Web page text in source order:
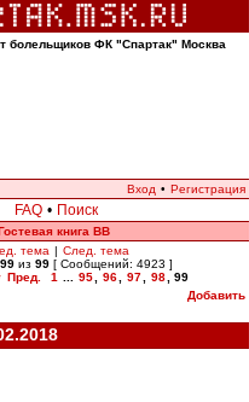
болельщиков ФК "Спартак" Москва
Вход • Регистрация
FAQ • Поиск
книга ВВ
тема | След. тема
99 из 99 [ Сообщений: 4923 ]
Пред. 1 95 96 97 98
99
Добавить